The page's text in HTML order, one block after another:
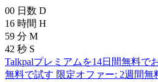
00 日数 D
16 時間 H
59 分 M
41 秒 S
Talkpalプレミアムを14日間無料で
無料で試す 限定オファー: 2週間無